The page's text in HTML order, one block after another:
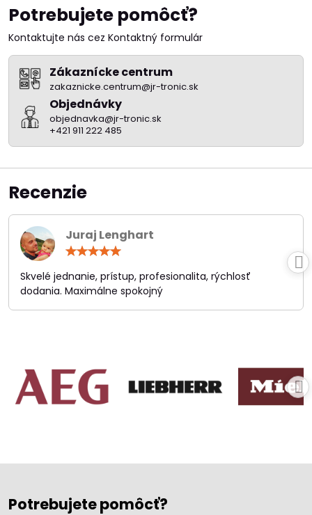
Potrebujete pomôcť?
Kontaktujte nás cez Kontaktný formulár
Zákaznícke centrum
zakaznicke.centrum@jr-tronic.sk
Objednávky
objednavka@jr-tronic.sk
+421 911 222 485
Recenzie
Juraj Lenghart
/
5
Skvelé jednanie, prístup, profesionalita, rýchlosť
dodania. Maximálne spokojný
Potrebujete pomôcť?